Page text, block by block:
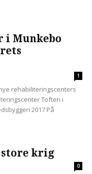
i Munkebo
1
rehabiliteringscenters
Toften i
2017 På
store krig
0